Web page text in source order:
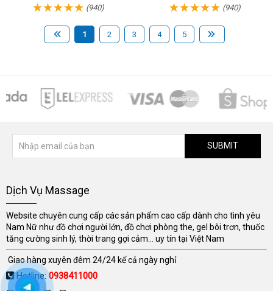
(940) (940)
1 2 3 4 5
SUBMIT
Dịch Vụ Massage
Website chuyên cung cấp các sản phẩm cao cấp dành cho tình yêu
Nam Nữ như đồ chơi người lớn, đồ chơi phòng the, gel bôi trơn, thuốc
tăng cường sinh lý, thời trang gợi cảm... uy tín tại Việt Nam
Giao hàng xuyên đêm 24/24 kể cả ngày nghỉ
Hotline: 0938411000